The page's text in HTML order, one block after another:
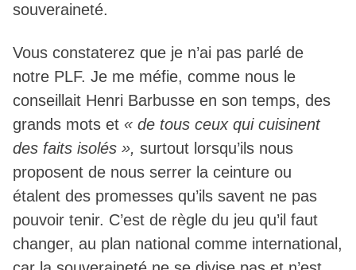
souveraineté.
Vous constaterez que je n’ai pas parlé de
notre PLF. Je me méfie, comme nous le
conseillait Henri Barbusse en son temps, des
grands mots et « de tous ceux qui cuisinent
des faits isolés », surtout lorsqu’ils nous
proposent de nous serrer la ceinture ou
étalent des promesses qu’ils savent ne pas
pouvoir tenir. C’est de règle du jeu qu’il faut
changer, au plan national comme international,